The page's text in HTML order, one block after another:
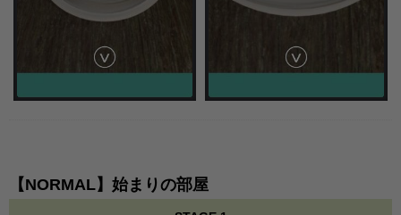
【NORMAL】始まりの部屋